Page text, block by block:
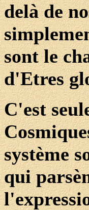
delà de
sont le
d'Etres
C'est
système
qui